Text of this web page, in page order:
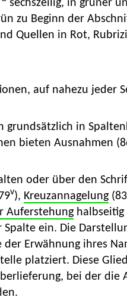
sechszeilig, in grüner
zu Beginn der
Quellen in Rot,
auf nahezu jeder
grundsätzlich in
bieten Ausnahmen
oder über den
v), Kreuzannagelung(83
Auferstehunghalbseitig
ein. Die
Erwähnung ihres
platziert. Diese
bei der die